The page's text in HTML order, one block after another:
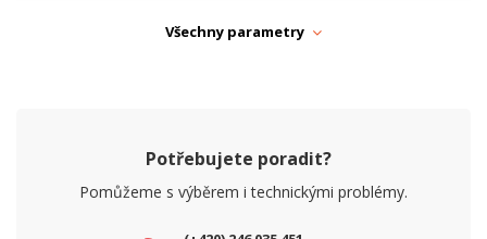
PARAMETRY NAPÁJENÍ
Všechny parametry
Potřebujete poradit?
Pomůžeme s výběrem i technickými problémy.